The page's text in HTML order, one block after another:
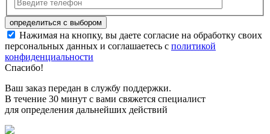
Нажимая на кнопку, вы даете согласие на обработку своих
персональных данных и соглашаетесь с политикой
конфиденциальности
Спасибо!
Ваш заказ передан в службу поддержки.
В течение 30 минут с вами свяжется специалист
для определения дальнейших действий